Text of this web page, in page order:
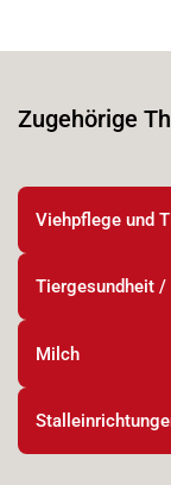
Zugehörige
Viehpflege und
Tiergesundheit /
Milch